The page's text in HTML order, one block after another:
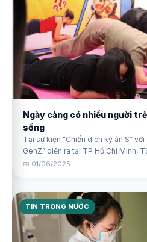
Ngày càng có nhiều người
sống
Tại sự kiện "Chiến dịch kỳ án S”
GenZ” diễn ra tại TP Hồ Chí Minh,
khoa Nội thần kinh Bệnh viện nhân
📅 01/06/2025
TIN TRONG NƯỚC